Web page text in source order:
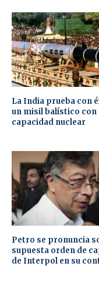
La India prueba con
un misil balístico con
capacidad nuclear
Petro se pronuncia
supuesta orden de
de Interpol en su